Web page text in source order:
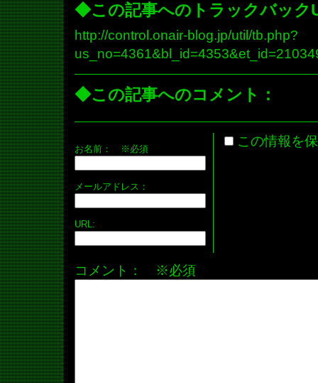
◆この記事へのトラックバック
http://control.onair-blog.jp/util/tb.php?
◆この記事へのコメント：
お名前： ※必須
メールアドレス：
URL:
この情報を
コメント： ※必須